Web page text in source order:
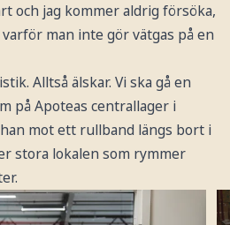
och jag kommer aldrig försöka,
man inte gör vätgas på en
Alltså älskar. Vi ska gå en
på Apoteas centrallager i
mot ett rullband längs bort i
stora lokalen som rymmer